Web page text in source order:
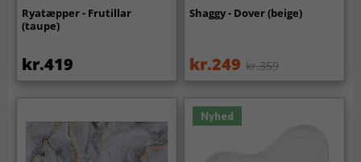
Ryatæpper - Frutillar
(taupe)
kr.419
Shaggy - Dover (beige)
kr.249 kr.359
Nyhed